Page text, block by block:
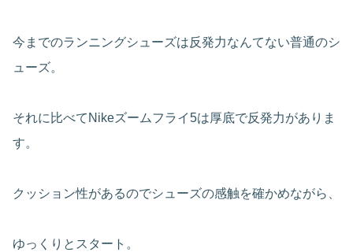
今までのランニングシューズは反発力なんてない普通のシ
ューズ。
それに比べてNikeズームフライ5は厚底で反発力がありま
す。
クッション性があるのでシューズの感触を確かめながら、
ゆっくりとスタート。